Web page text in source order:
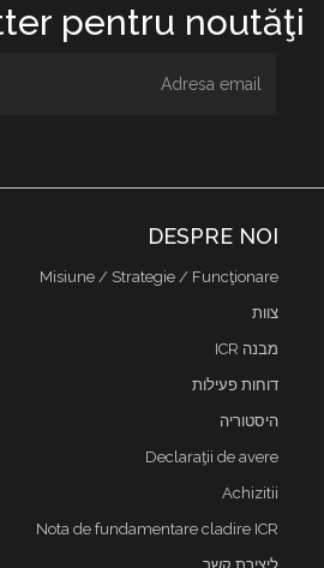
pentru noutăţi.
DESPRE NOI
Misiune / Strategie / Funcţionare
צוות
מבנה ICR
דוחות פעילות
היסטוריה
Declaraţii de avere
Achizitii
Nota de fundamentare cladire ICR